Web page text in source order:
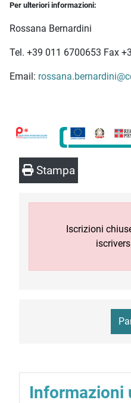
Per ulteriori informazioni:
Rossana Bernardini
Tel. +39 011 6700653 Fax
Email:
Stampa
Iscrizioni
Informazioni